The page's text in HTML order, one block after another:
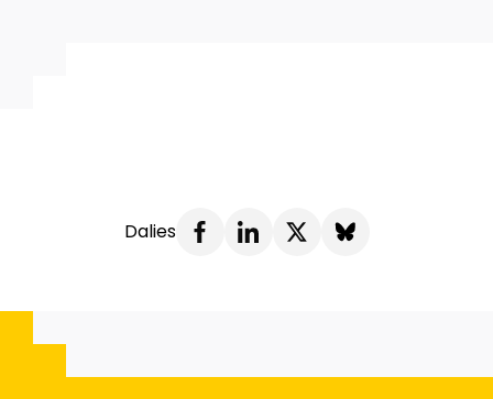
Dalies